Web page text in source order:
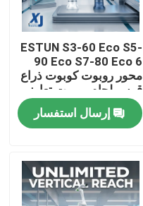
ESTUN S3-60 Eco S5-
90 Eco S7-80 Eco 6
محور روبوت كوبوت ذراع
قوس لحام روبوت تعاوني
CNGBS محرك تحديد
المواقع لحامإرسال استفسار